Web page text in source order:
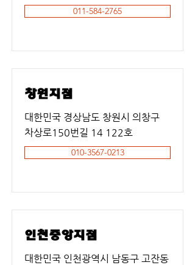
011-584-2765
창원지점
대한민국 경상남도 창원시 의창구
차상로150번길 14 122호
010-3567-0213
인천중앙지점
대한민국 인천광역시 남동구 고잔동